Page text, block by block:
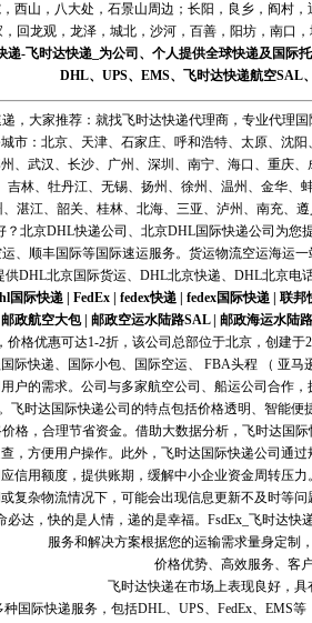
西山，八大处，石景山周边；长阳，良乡，阎村
回龙观，龙泽，城北，沙河，百善，阳坊，南口
递-飞时达快递_为公司、个人提供全球快递及国际
DHL、 UPS、 EMS、 飞时达快递航空SAL
，大家推荐：就找飞时达快递代理商，专业代理
市：北京、天津、石家庄、呼和浩特、太原、沈
、武汉、长沙、广州、深圳、南宁、海口、重庆
吉林、牡丹江、无锡、扬州、徐州、温州、金华
湛江、韶关、桂林、北海、三亚、泸州、南充、
？北京DHL快递公司、北京DHL国际快递公司为
、顺丰国际等国际速运服务。货运物流空运海运
DHL北京国际货运、DHL北京快递、DHL北京电
国际快递| FedEx| fedex快递| fedex国际快递| 联邦
邮政航空大包| 邮政空运水陆路SAL| 邮政海运水陆路
价格优惠可达1-2折，该公司总部位于北京，创建
际快递、国际小包、国际空运、 FBA头程 （ 亚
户的需求。公司与多家航空公司、船运公司合作
飞时达国际快递公司的特点包括价格透明、智能
格，合理节省资金。借助大数据分析，飞时达国
，方便用户操作。此外，飞时达国际快递公司通
信用额度，提供账期，缓解中小企业资金周转压
复杂物流情况下，可能会出现信息更新不及时等
必达，快的是人情，递的是幸福。FsdEx_飞时达
服务和解决方案根据您的运输需求量身定制
价格优势、高效服务、客
飞时达快递在市场上表现良好，
国际快递服务，包括DHL、UPS、FedEx、EMS